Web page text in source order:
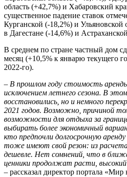
область (+42,7%) и Хабаровский
существенное падение ставок
Курганской (-18,2%) и Ульяновской
в Дагестане (-14,6%) и
В среднем по стране частный дом
месяц (+10,5% к январю текущего
2022-го).
– В прошлом году стоимость аренды
исключением летнего сезона. В
восстановились, но и немного
2021 годов. Возможно, причиной
возможности для отдыха за
выбирать более экономичный
кто предпочли долгосрочную
тоже имеют свой резон: из
дешевле. Нет сомнений, что в
ценники продолжат расти, высокий
– рассказал директор портала